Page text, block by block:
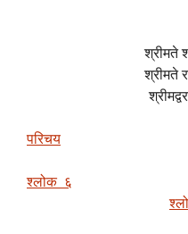
श्रीमते
श्रीमते
परिचय
श्लोक ६